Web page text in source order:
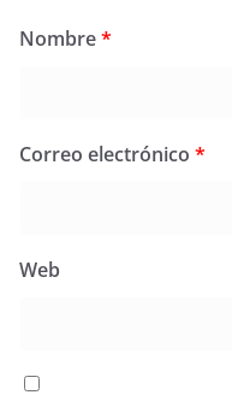
Nombre*
Correo electrónico *
Web